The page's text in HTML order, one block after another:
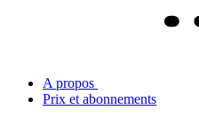
A propos
Prix et abonnements